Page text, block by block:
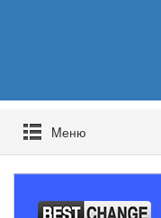
Mеню